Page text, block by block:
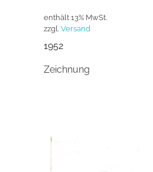
enthält 13% MwSt.
zzgl. Versand
1952
Zeichnung